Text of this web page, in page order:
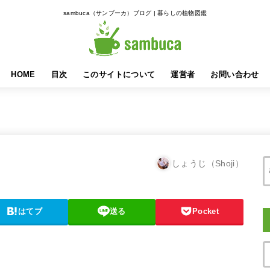
sambuca（サンブーカ）ブログ | 暮らしの植物図鑑
HOME 目次 このサイトについて 運営者 お問い合わせ
しょうじ（Shoji）
はてブ 送る Pocket